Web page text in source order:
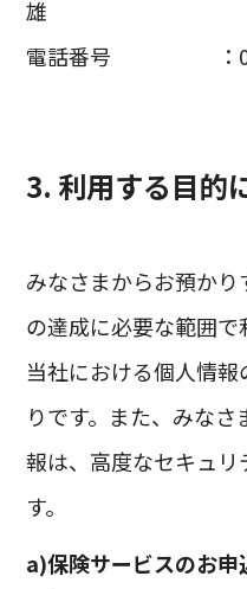
雄
電話番号 ：
3. 利用する目的
みなさまからお預か
の達成に必要な範囲で
当社における個人情
りです。また、みな
報は、高度なセキュリ
す。
a)保険サービスのお